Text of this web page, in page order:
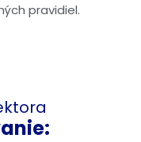
pravidiel.